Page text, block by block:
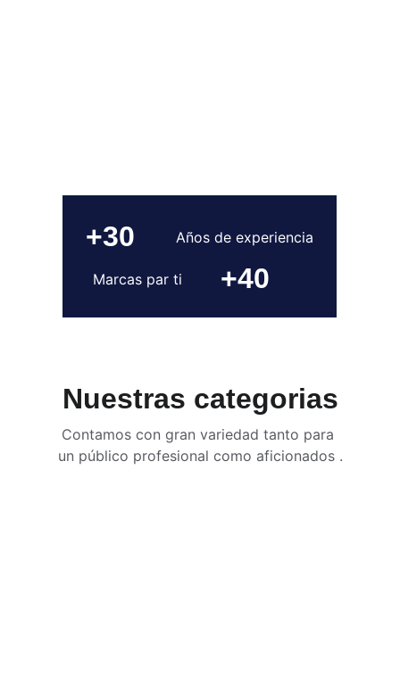
+30
+40
Marcas par ti
Años de experiencia
Nuestras categorias
Contamos con gran variedad tanto para
un público profesional como aficionados .